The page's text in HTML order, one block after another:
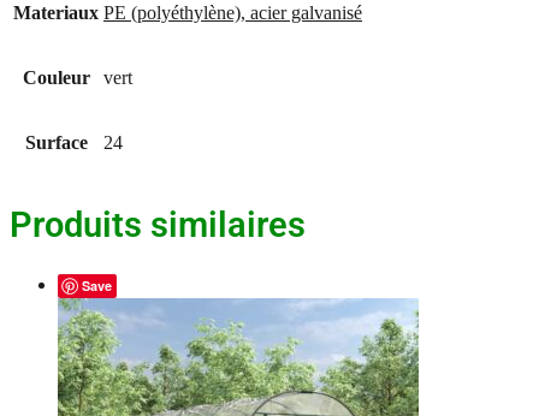
Materiaux PE (polyéthylène), acier galvanisé
Couleur vert
Surface 24
Produits similaires
Save